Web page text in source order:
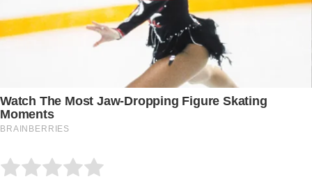
Rate this item: